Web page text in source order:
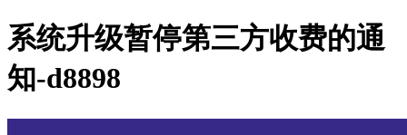
系统升级暂停第三方收费的通
知-d8898